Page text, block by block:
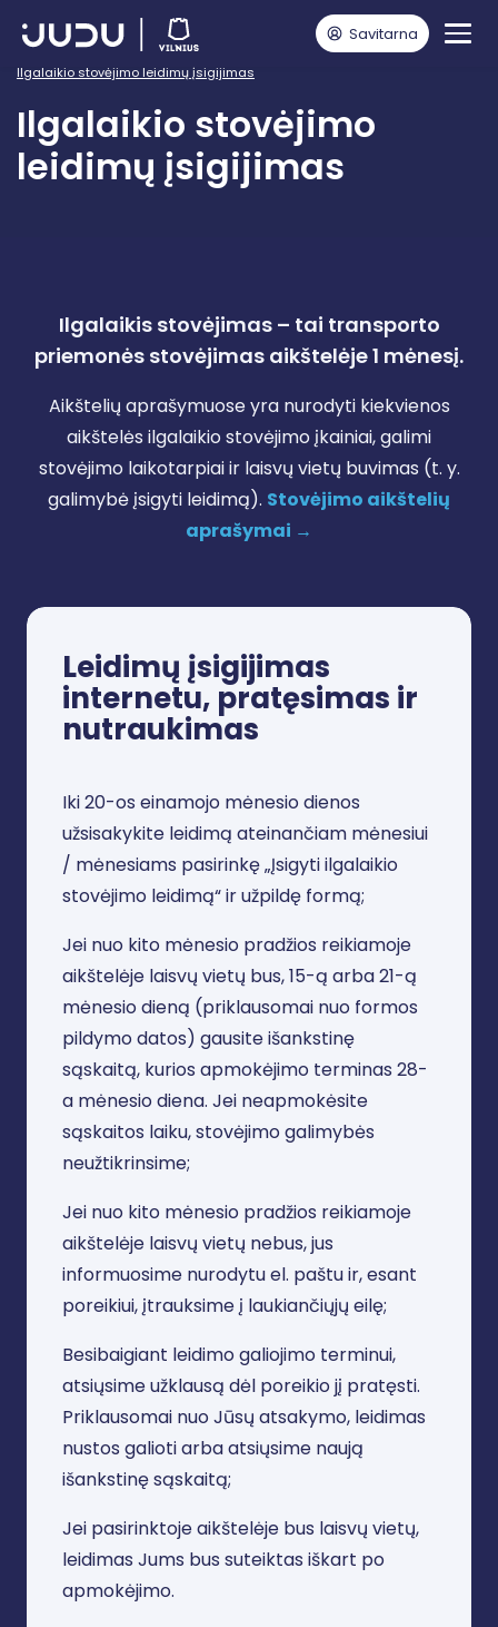
Savitarna
Vairuotojams
JUDU Stovėjimo aikštelės Vilniuje
Ilgalaikio stovėjimo leidimų įsigijimas
Ilgalaikio stovėjimo
leidimų įsigijimas
Ilgalaikis stovėjimas – tai transporto
priemonės stovėjimas aikštelėje 1 mėnesį.
Aikštelių aprašymuose yra nurodyti kiekvienos
aikštelės ilgalaikio stovėjimo įkainiai, galimi
stovėjimo laikotarpiai ir laisvų vietų buvimas (t. y.
galimybė įsigyti leidimą). Stovėjimo aikštelių
aprašymai →
Leidimų įsigijimas
internetu, pratęsimas ir
nutraukimas
Iki 20-os einamojo mėnesio dienos
užsisakykite leidimą ateinančiam mėnesiui
/ mėnesiams pasirinkę „Įsigyti ilgalaikio
stovėjimo leidimą“ ir užpildę formą;
Jei nuo kito mėnesio pradžios reikiamoje
aikštelėje laisvų vietų bus, 15-ą arba 21-ą
mėnesio dieną (priklausomai nuo formos
pildymo datos) gausite išankstinę
sąskaitą, kurios apmokėjimo terminas 28-
a mėnesio diena. Jei neapmokėsite
sąskaitos laiku, stovėjimo galimybės
neužtikrinsime;
Jei nuo kito mėnesio pradžios reikiamoje
aikštelėje laisvų vietų nebus, jus
informuosime nurodytu el. paštu ir, esant
poreikiui, įtrauksime į laukiančiųjų eilę;
Besibaigiant leidimo galiojimo terminui,
atsiųsime užklausą dėl poreikio jį pratęsti.
Priklausomai nuo Jūsų atsakymo, leidimas
nustos galioti arba atsiųsime naują
išankstinę sąskaitą;
Jei pasirinktoje aikštelėje bus laisvų vietų,
leidimas Jums bus suteiktas iškart po
apmokėjimo.